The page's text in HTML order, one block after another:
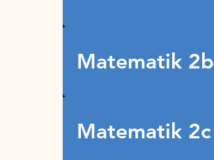
Matematik 2b
Matematik 2c